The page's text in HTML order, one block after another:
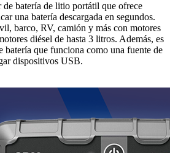
batería de litio portátil que ofrece
una batería descargada en segundos.
barco, RV, camión y más con motores
diésel de hasta 3 litros. Además, es
batería que funciona como una fuente de
dispositivos USB.